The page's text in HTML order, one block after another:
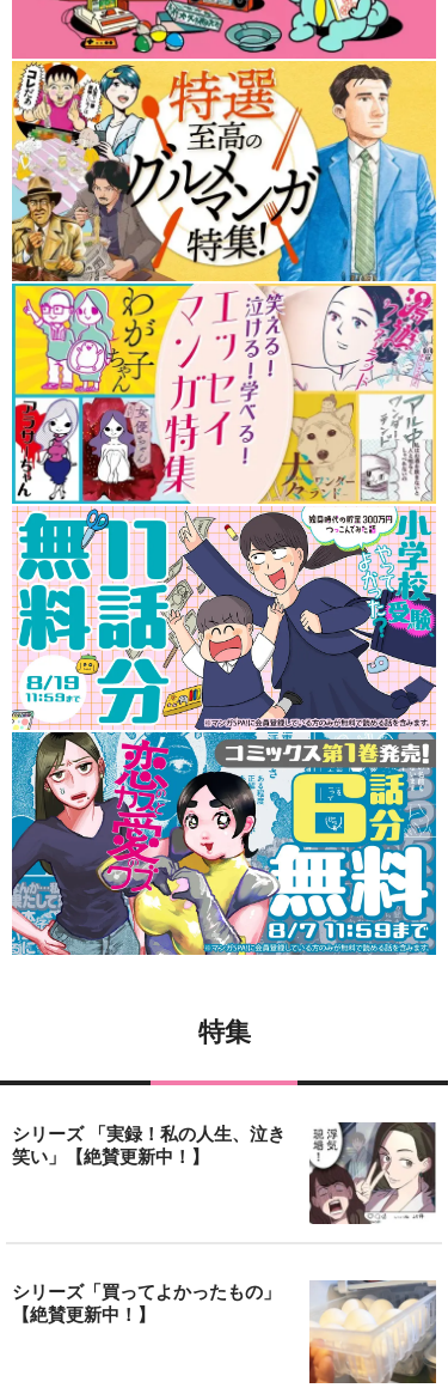
特集
シリーズ 「実録！私の人生、泣き
笑い」【絶賛更新中！】
シリーズ「買ってよかったもの」
【絶賛更新中！】